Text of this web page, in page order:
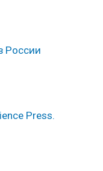
России
Press.